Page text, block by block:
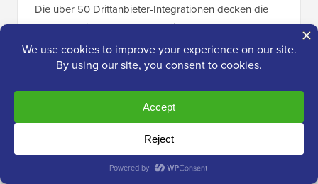
Die über 50 Drittanbieter-Integrationen decken die
Tools ab, die Agenturen am häufigsten verwenden.
Ich habe Gravity Forms mit HubSpot, Slack und Agile
verbunden, und alle drei funktionierten genau wie
Außerdem ist die Multisite-Unterstützung auf der
höchsten Stufe ein echter Vorteil für Agenturen. Die
Verwaltung von Formularen über mehrere Kunden-
Websites hinweg mit einer einzigen Lizenz vereinfacht